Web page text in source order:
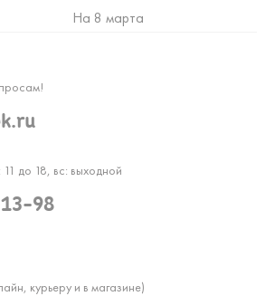
На 8 марта
до 18, вс: выходной
98
курьеру и в магазине)